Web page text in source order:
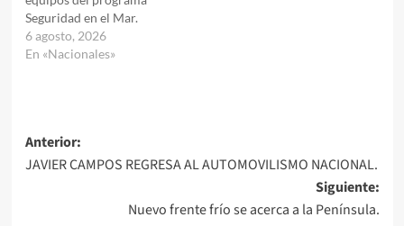
Seguridad en el Mar.
6 agosto, 2026
En «Nacionales»
Navegación
de
entradas
Anterior:
JAVIER CAMPOS REGRESA AL AUTOMOVILISMO NACIONAL.
Siguiente:
Nuevo frente frío se acerca a la Península.